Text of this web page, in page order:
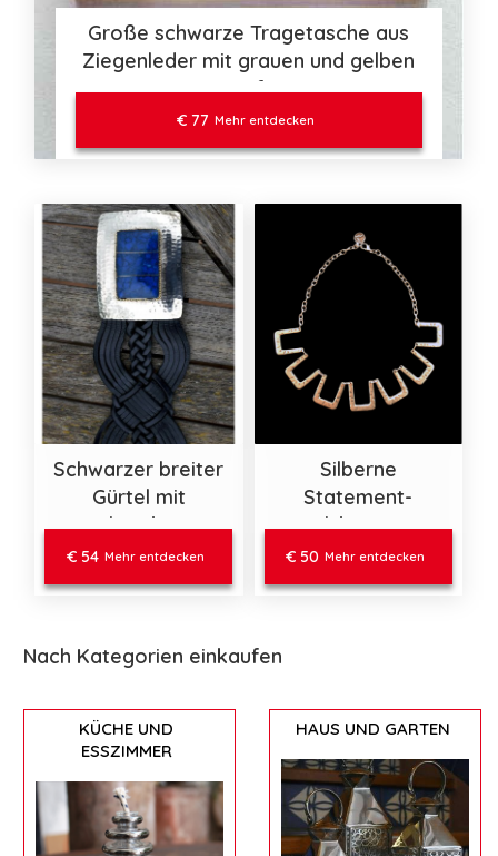
Große schwarze Tragetasche aus
Ziegenleder mit grauen und gelben
Streifen
€ 77 Mehr entdecken
Schwarzer breiter
Gürtel mit
rechteckiger
Gürtelschnalle und
blauen Harzeinsatz
€ 54 Mehr entdecken
Silberne
Statement-
Halskette im
Abtract-Design aus
nickelfrei
€ 50 Mehr entdecken
Nach Kategorien einkaufen
KÜCHE UND
ESSZIMMER
HAUS UND GARTEN